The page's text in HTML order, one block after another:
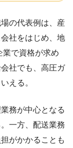
の代表例は、産
社をはじめ、地
で資格が求め
社でも、高圧ガ
える。
務が中心となる
一方、配送業務
がかかることも